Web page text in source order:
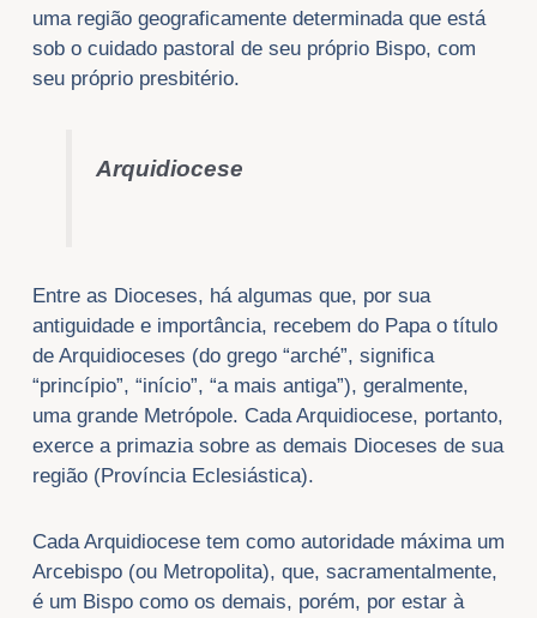
uma região geograficamente determinada que está
sob o cuidado pastoral de seu próprio Bispo, com
seu próprio presbitério.
Arquidiocese
Entre as Dioceses, há algumas que, por sua
antiguidade e importância, recebem do Papa o título
de Arquidioceses (do grego “arché”, significa
“princípio”, “início”, “a mais antiga”), geralmente,
uma grande Metrópole. Cada Arquidiocese, portanto,
exerce a primazia sobre as demais Dioceses de sua
região (Província Eclesiástica).
Cada Arquidiocese tem como autoridade máxima um
Arcebispo (ou Metropolita), que, sacramentalmente,
é um Bispo como os demais, porém, por estar à